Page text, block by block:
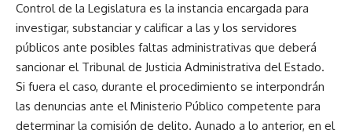
Control de la Legislatura es la instancia encargada para
investigar, substanciar y calificar a las y los servidores
públicos ante posibles faltas administrativas que deberá
sancionar el Tribunal de Justicia Administrativa del Estado.
Si fuera el caso, durante el procedimiento se interpondrán
las denuncias ante el Ministerio Público competente para
determinar la comisión de delito. Aunado a lo anterior, en el